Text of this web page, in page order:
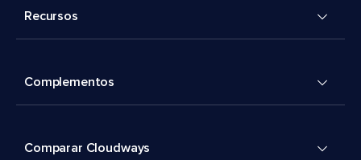
Recursos
Complementos
Comparar Cloudways